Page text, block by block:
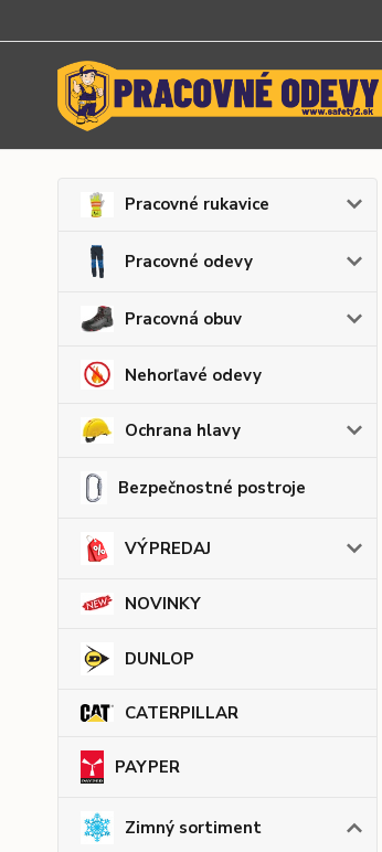
Pracovné rukavice
Pracovné odevy
Pracovná obuv
Nehorľavé odevy
Ochrana hlavy
Bezpečnostné postroje
VÝPREDAJ
NOVINKY
DUNLOP
CATERPILLAR
PAYPER
Zimný sortiment